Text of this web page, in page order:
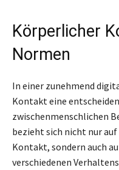
Körperlicher
Normen
In einer zunehmend
Kontakt eine
zwischenmenschlichen
bezieht sich nicht nur
Kontakt, sondern auch
verschiedenen